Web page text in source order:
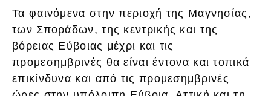
Τα φαινόμενα στην περιοχή της Μαγνησίας,
των Σποράδων, της κεντρικής και της
βόρειας Εύβοιας μέχρι και τις
προμεσημβρινές θα είναι έντονα και τοπικά
επικίνδυνα και από τις προμεσημβρινές